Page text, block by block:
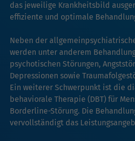
das jeweilige Krankheitsbild
effiziente und optimale
Neben der
werden unter anderem
psychotischen Störungen,
Depressionen sowie
Ein weiterer Schwerpunkt ist die
behaviorale Therapie (DBT) für
Borderline-Störung. Die
vervollständigt das